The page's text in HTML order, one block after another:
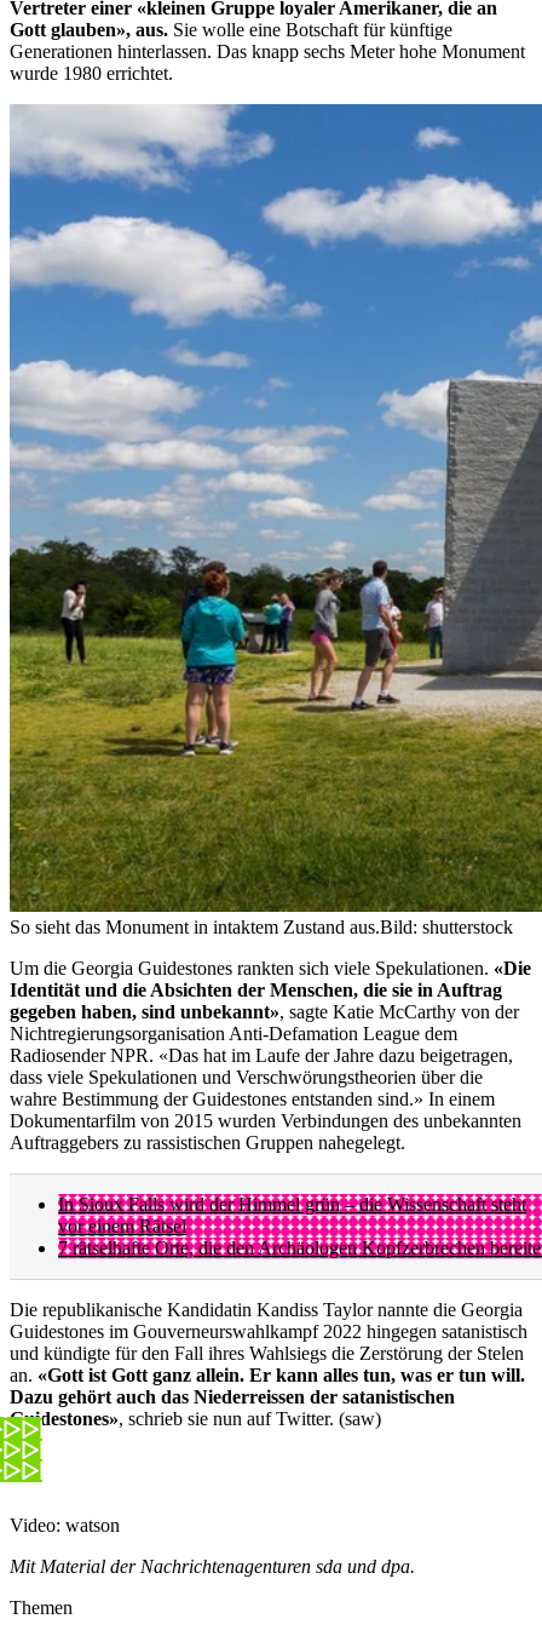
Vertreter einer «kleinen Gruppe loyaler Amerikaner, die an
Gott glauben», aus. Sie wolle eine Botschaft für künftige
Generationen hinterlassen. Das knapp sechs Meter hohe Monument
wurde 1980 errichtet.
So sieht das Monument in intaktem Zustand aus.Bild: shutterstock
Um die Georgia Guidestones rankten sich viele Spekulationen. «Die
Identität und die Absichten der Menschen, die sie in Auftrag
gegeben haben, sind unbekannt», sagte Katie McCarthy von der
Nichtregierungsorganisation Anti-Defamation League dem
Radiosender NPR. «Das hat im Laufe der Jahre dazu beigetragen,
dass viele Spekulationen und Verschwörungstheorien über die
wahre Bestimmung der Guidestones entstanden sind.» In einem
Dokumentarfilm von 2015 wurden Verbindungen des unbekannten
Auftraggebers zu rassistischen Gruppen nahegelegt.
In Sioux Falls wird der Himmel grün – die Wissenschaft steht
vor einem Rätsel
7 rätselhafte Orte, die den Archäologen Kopfzerbrechen
Die republikanische Kandidatin Kandiss Taylor nannte die Georgia
Guidestones im Gouverneurswahlkampf 2022 hingegen satanistisch
und kündigte für den Fall ihres Wahlsiegs die Zerstörung der Stelen
an. «Gott ist Gott ganz allein. Er kann alles tun, was er tun will.
Dazu gehört auch das Niederreissen der satanistischen
Guidestones», schrieb sie nun auf Twitter. (saw)
Video: watson
Mit Material der Nachrichtenagenturen sda und dpa.
Themen